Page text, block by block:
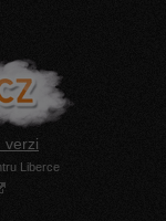
verzi
Liberce